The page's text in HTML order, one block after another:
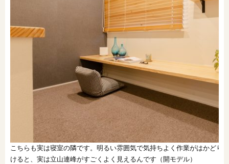
こちらも実は寝室の隣です。明るい雰囲気で気持ちよく作業がはかどり
けると、実は立山連峰がすごくよく見えるんです（開モデル）